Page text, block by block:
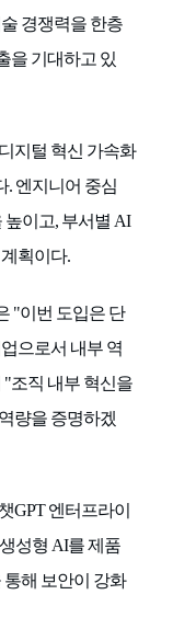
경쟁력을 한층
을 기대하고 있
지털 혁신 가속화
. 엔지니어 중심
높이고, 부서별 AI
획이다.
"이번 도입은 단
으로서 내부 역
조직 내부 혁신을
량을 증명하겠
GPT 엔터프라이
성형 AI를 제품
통해 보안이 강화